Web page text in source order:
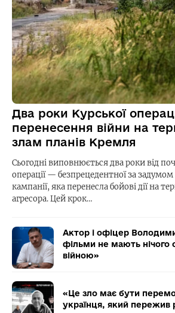
Два роки Курської
перенесення війни на
злам планів Кремля
Сьогодні виповнюється два роки від
операції — безпрецедентної за
кампанії, яка перенесла бойові дії на
агресора. Цей крок…
Актор і офіцер
фільми не мають нічого
війною»
«Це зло має бути
українця, який пережив